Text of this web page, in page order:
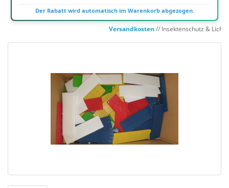
Der Rabatt wird automatisch im Warenkorb abgezogen.
Versandkosten// Insektenschutz &